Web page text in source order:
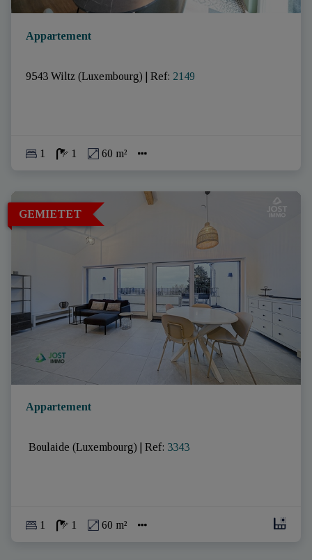
Appartement
9543 Wiltz (Luxembourg) Ref: 2149
1 1 60 m²
GEMIETET
Appartement
Boulaide (Luxembourg) Ref: 3343
1 1 60 m²